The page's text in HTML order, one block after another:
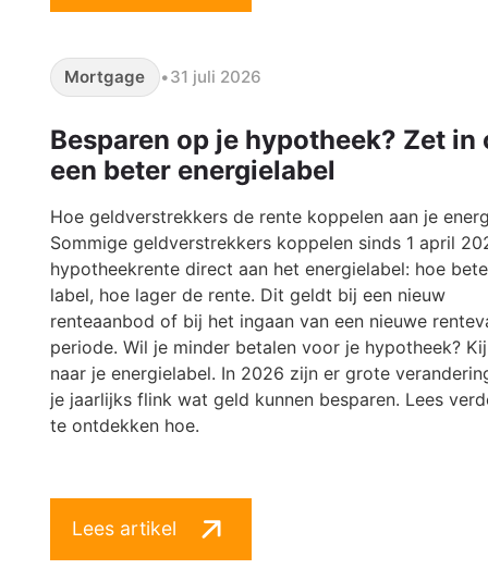
Mortgage •31 juli 2026
Besparen op je hypotheek? Zet in
een beter energielabel
Hoe geldverstrekkers de rente koppelen aan je
Sommige geldverstrekkers koppelen sinds 1 april
hypotheekrente direct aan het energielabel: hoe
label, hoe lager de rente. Dit geldt bij een nieuw
renteaanbod of bij het ingaan van een nieuwe
periode. Wil je minder betalen voor je hypotheek?
naar je energielabel. In 2026 zijn er grote
je jaarlijks flink wat geld kunnen besparen. Lees
te ontdekken hoe.
Lees artikel